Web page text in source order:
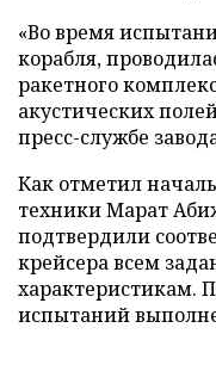
«Во время
корабля,
ракетного
акустических
пресс-службе
Как отметил
техники Марат
подтвердили
крейсера всем
характеристикам.
испытаний